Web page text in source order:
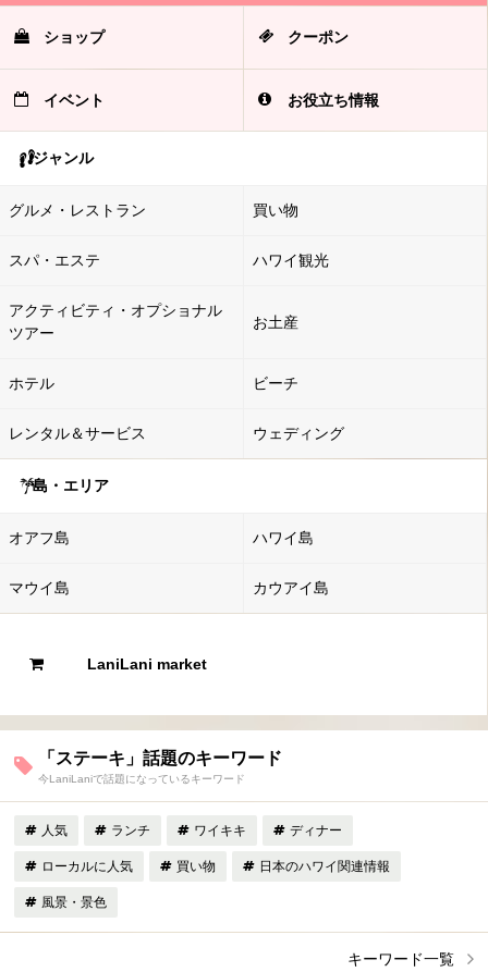
ショップ クーポン
イベント お役立ち情報
ジャンル
グルメ・レストラン 買い物
スパ・エステ ハワイ観光
アクティビティ・オプショナル
ツアー
お土産
ホテル ビーチ
レンタル＆サービス ウェディング
島・エリア
オアフ島 ハワイ島
マウイ島 カウアイ島
LaniLani market
「ステーキ」話題のキーワード
今LaniLaniで話題になっているキーワード
人気 ランチ ワイキキ ディナー
ローカルに人気 買い物 日本のハワイ関連情報
風景・景色
キーワード一覧